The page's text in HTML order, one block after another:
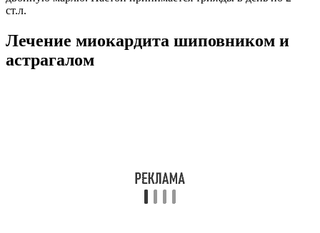
ст.л.
Лечение миокардита шиповником и
астрагалом